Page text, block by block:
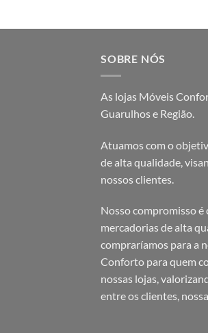
SOBRE NÓS
As lojas Móveis
Guarulhos e Região.
Atuamos com o
de alta qualidade,
nossos clientes.
Nosso compromisso é
mercadorias de alta
compraríamos para a
Conforto para quem
nossas lojas,
entre os clientes,